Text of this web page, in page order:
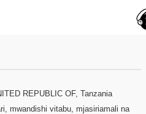
REPUBLIC OF, Tanzania
mwandishi vitabu, mjasiriamali na